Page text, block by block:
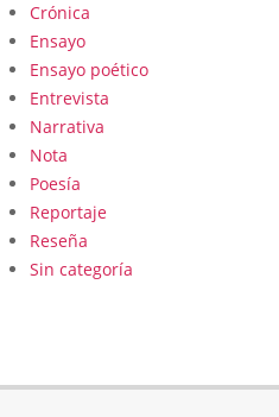
Crónica
Ensayo
Ensayo poético
Entrevista
Narrativa
Nota
Poesía
Reportaje
Reseña
Sin categoría